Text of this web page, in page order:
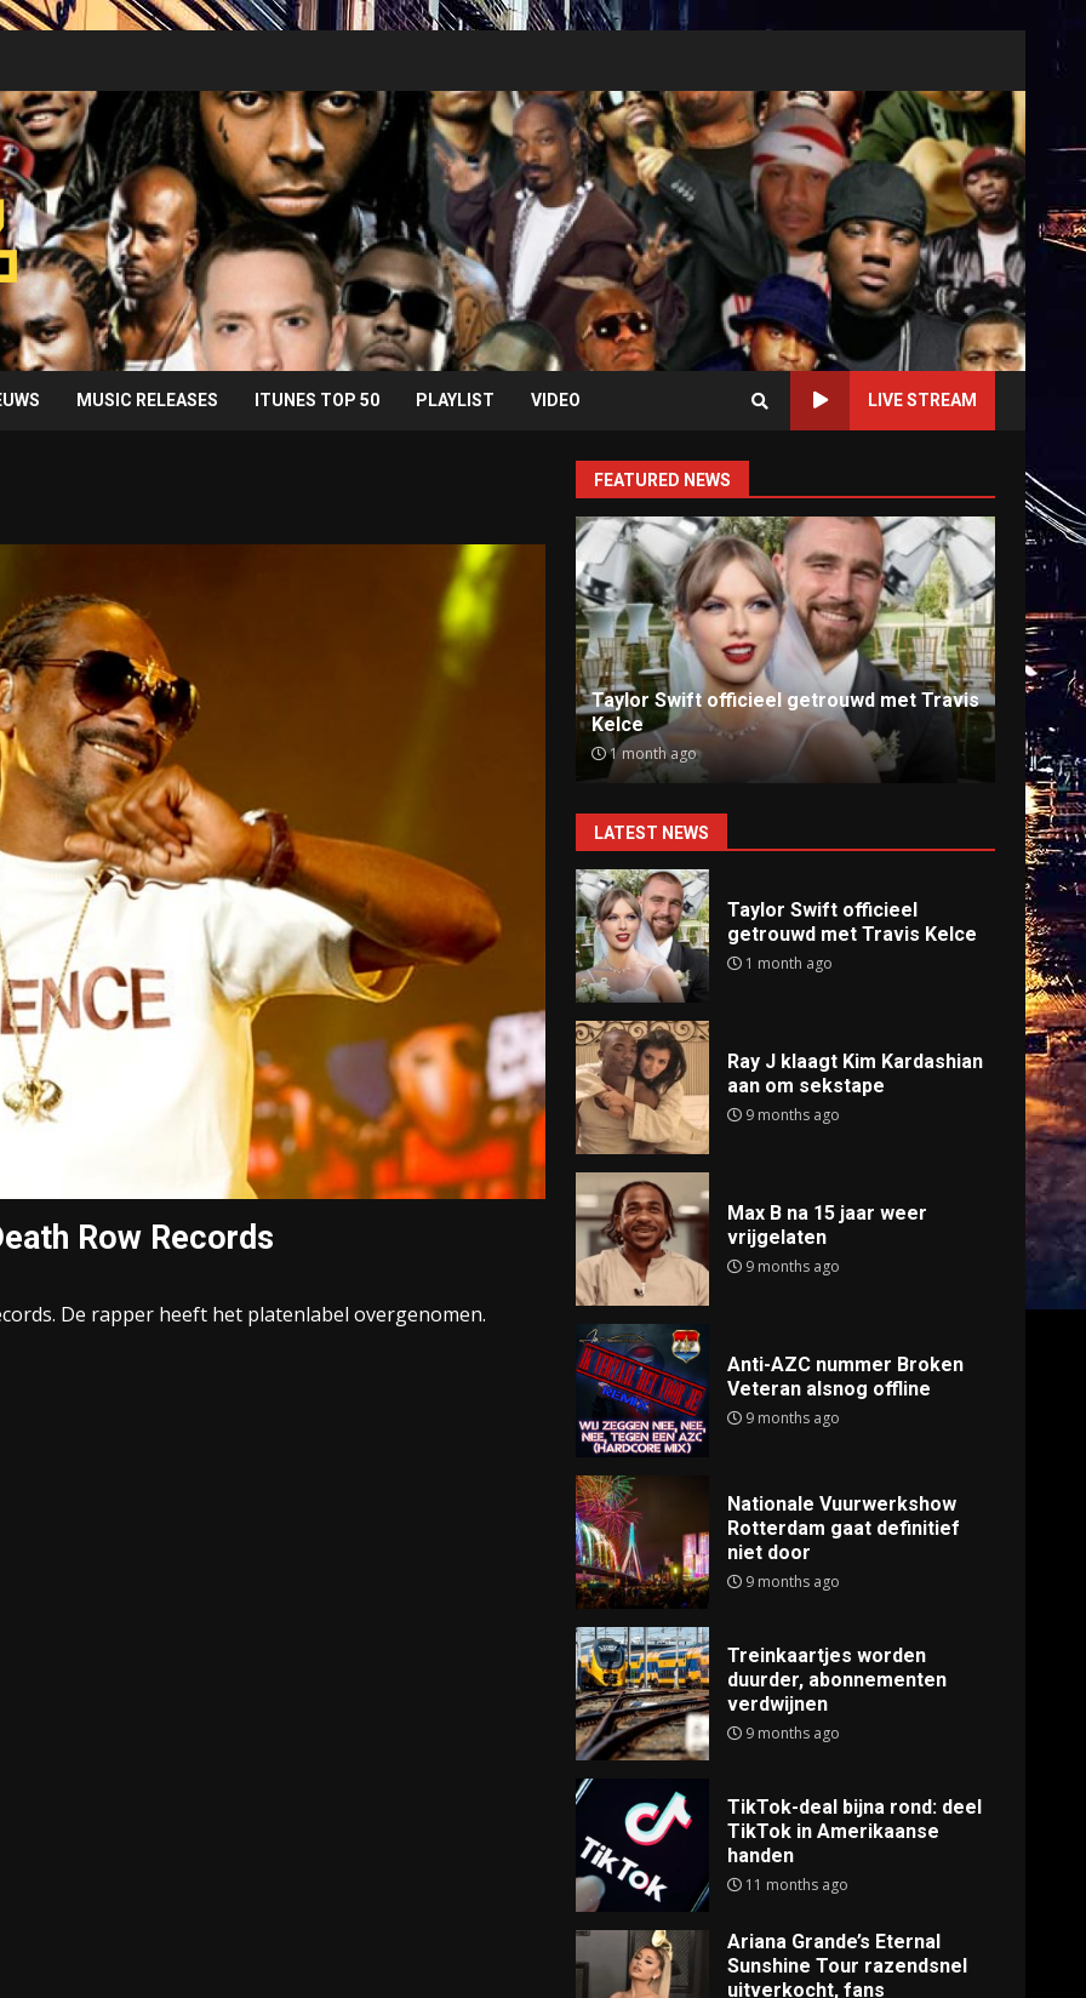
MUSIC RELEASES ITUNES TOP 50 PLAYLIST VIDEO LIVE STREAM
Row Records
De rapper heeft het platenlabel overgenomen.
FEATURED NEWS
Taylor Swift officieel getrouwd met Travis
Kelce
1 month ago
Ray J klaagt Kim Kardashian aan om
sekstape
9 months ago
Anti-
9
LATEST NEWS
Taylor Swift officieel
getrouwd met Travis Kelce
1 month ago
Ray J klaagt Kim Kardashian
aan om sekstape
9 months ago
Max B na 15 jaar weer
vrijgelaten
9 months ago
Anti-AZC nummer Broken
Veteran alsnog offline
9 months ago
Nationale Vuurwerkshow
Rotterdam gaat definitief
niet door
9 months ago
Treinkaartjes worden
duurder, abonnementen
verdwijnen
9 months ago
TikTok-deal bijna rond: deel
TikTok in Amerikaanse
handen
11 months ago
Ariana Grande’s Eternal
Sunshine Tour razendsnel
uitverkocht, fans